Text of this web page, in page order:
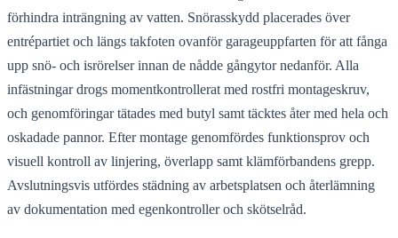
förhindra inträngning av vatten. Snörasskydd placerades över
entrépartiet och längs takfoten ovanför garageuppfarten för att fånga
upp snö- och isrörelser innan de nådde gångytor nedanför. Alla
infästningar drogs momentkontrollerat med rostfri montageskruv,
och genomföringar tätades med butyl samt täcktes åter med hela och
oskadade pannor. Efter montage genomfördes funktionsprov och
visuell kontroll av linjering, överlapp samt klämförbandens grepp.
Avslutningsvis utfördes städning av arbetsplatsen och återlämning
av dokumentation med egenkontroller och skötselråd.